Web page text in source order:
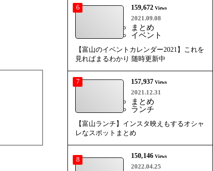
6 159,672 Views
2021.09.08
まとめ
イベント
【富山のイベントカレンダー2021】これを
見ればまるわかり 随時更新中
7 157,937 Views
2021.12.31
まとめ
ランチ
【富山ランチ】インスタ映えもするオシャ
レなスポットまとめ
8 150,146 Views
2022.04.25